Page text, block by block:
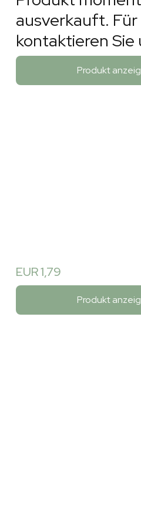
ausverkauft.
kontaktieren Sie
Produkt
EUR 1,79
Produkt